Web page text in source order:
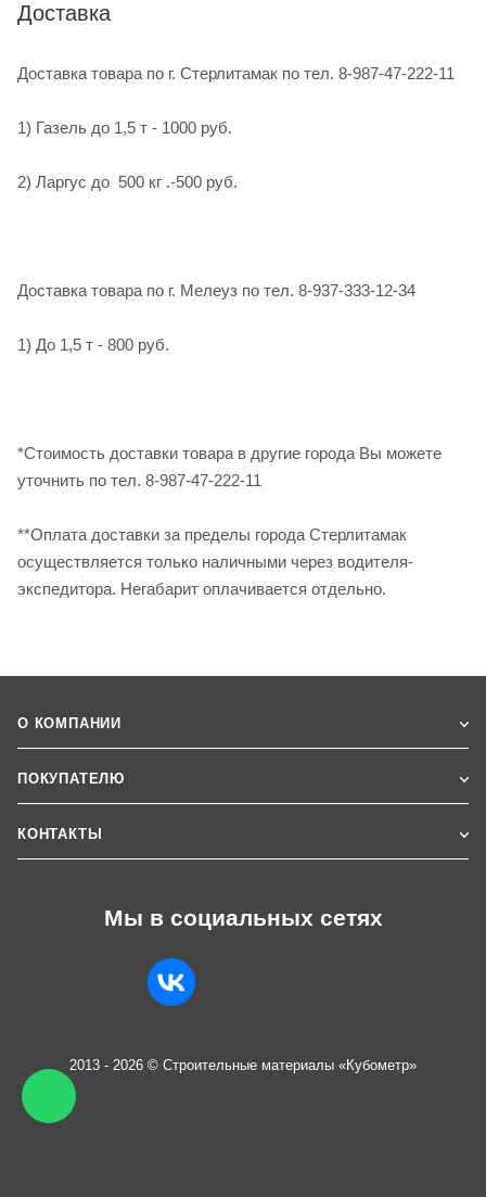
Доставка
Доставка товара по г. Стерлитамак по тел. 8-987-47-222-11
1) Газель до 1,5 т - 1000 руб.
2) Ларгус до 500 кг .-500 руб.
Доставка товара по г. Мелеуз по тел. 8-937-333-12-34
1) До 1,5 т - 800 руб.
*Стоимость доставки товара в другие города Вы можете
уточнить по тел. 8-987-47-222-11
**Оплата доставки за пределы города Стерлитамак
осуществляется только наличными через водителя-
экспедитора. Негабарит оплачивается отдельно.
О КОМПАНИИ
ПОКУПАТЕЛЮ
КОНТАКТЫ
Мы в социальных сетях
2013 - 2026 © Строительные материалы «Кубометр»